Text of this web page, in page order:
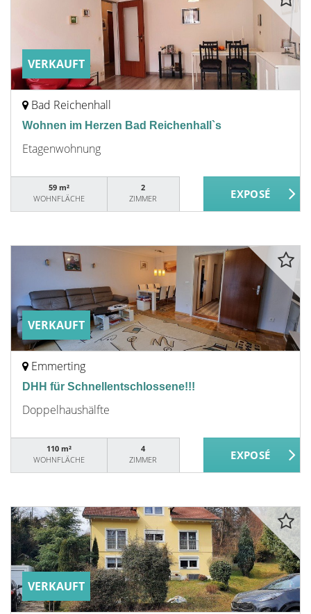
VERKAUFT
Bad Reichenhall
Wohnen im Herzen Bad Reichenhall`s
Etagenwohnung
59 m²
WOHNFLÄCHE
2
ZIMMER
VERKAUFT
Emmerting
DHH für Schnellentschlossene!!!
Doppelhaushälfte
110 m²
WOHNFLÄCHE
4
ZIMMER
VERKAUFT